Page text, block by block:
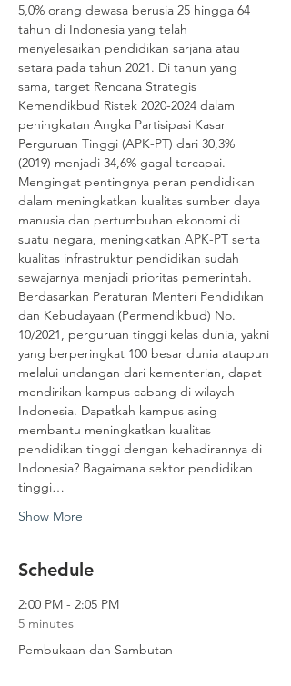
5,0% orang dewasa berusia 25 hingga 64
tahun di Indonesia yang telah
menyelesaikan pendidikan sarjana atau
setara pada tahun 2021. Di tahun yang
sama, target Rencana Strategis
Kemendikbud Ristek 2020-2024 dalam
peningkatan Angka Partisipasi Kasar
Perguruan Tinggi (APK-PT) dari 30,3%
(2019) menjadi 34,6% gagal tercapai.
Mengingat pentingnya peran pendidikan
dalam meningkatkan kualitas sumber daya
manusia dan pertumbuhan ekonomi di
suatu negara, meningkatkan APK-PT serta
kualitas infrastruktur pendidikan sudah
sewajarnya menjadi prioritas pemerintah.
Berdasarkan Peraturan Menteri Pendidikan
dan Kebudayaan (Permendikbud) No.
10/2021, perguruan tinggi kelas dunia, yakni
yang berperingkat 100 besar dunia ataupun
melalui undangan dari kementerian, dapat
mendirikan kampus cabang di wilayah
Indonesia. Dapatkah kampus asing
membantu meningkatkan kualitas
pendidikan tinggi dengan kehadirannya di
Indonesia? Bagaimana sektor pendidikan
tinggi…
Show More
Schedule
2:00 PM - 2:05 PM
5 minutes
Pembukaan dan Sambutan